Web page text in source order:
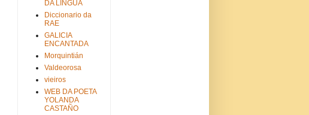
DA LINGUA
Diccionario da
RAE
GALICIA
ENCANTADA
Morquintián
Valdeorosa
vieiros
WEB DA POETA
YOLANDA
CASTAÑO